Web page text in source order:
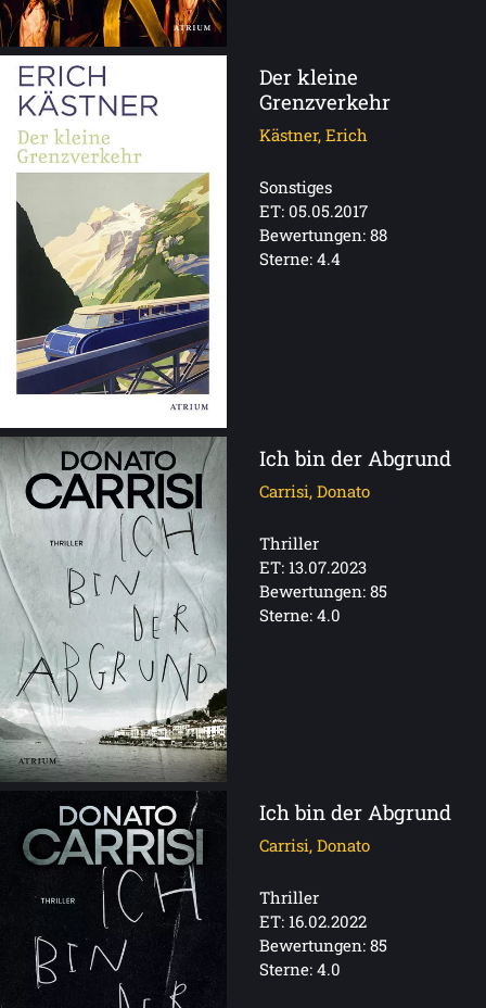
Der kleine
Grenzverkehr
Kästner, Erich
Sonstiges
ET: 05.05.2017
Bewertungen: 88
Sterne: 4.4
Ich bin der Abgrund
Carrisi, Donato
Thriller
ET: 13.07.2023
Bewertungen: 85
Sterne: 4.0
Ich bin der Abgrund
Carrisi, Donato
Thriller
ET: 16.02.2022
Bewertungen: 85
Sterne: 4.0